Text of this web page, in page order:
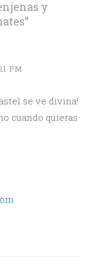
y
”
PM
se ve divina!
cuando quieras